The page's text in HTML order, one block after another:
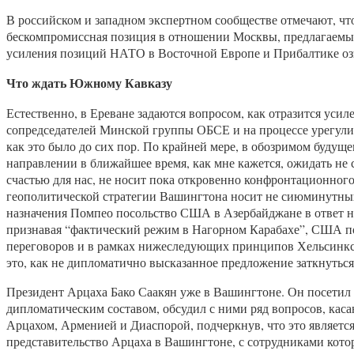
В российском и западном экспертном сообществе отмечают,
бескомпромиссная позиция в отношении Москвы,
усиления позиций НАТО в Восточной Европе и Прибалтике
Что ждать Южному Кавказу
Естественно, в Ереване задаются вопросом, как отразится
сопредседателей Минской группы ОБСЕ и на процессе
как это было до сих пор. По крайней мере, в обозримом
направлении в ближайшее время, как мне кажется, ожидать не
счастью для нас, не носит пока откровенно
геополитической стратегии Вашингтона носит не
назначения Помпео посольство США в Азербайджане в ответ
признавая “фактический режим в Нагорном Карабахе”, США
переговоров и в рамках нижеследующих принципов
это, как не дипломатично высказанное предложение
Президент Арцаха Бако Саакян уже в Вашингтоне. Он
дипломатическим составом, обсудил с ними ряд вопросов,
Арцахом, Арменией и Диаспорой, подчеркнув, что это
представительство Арцаха в Вашингтоне, с сотрудниками